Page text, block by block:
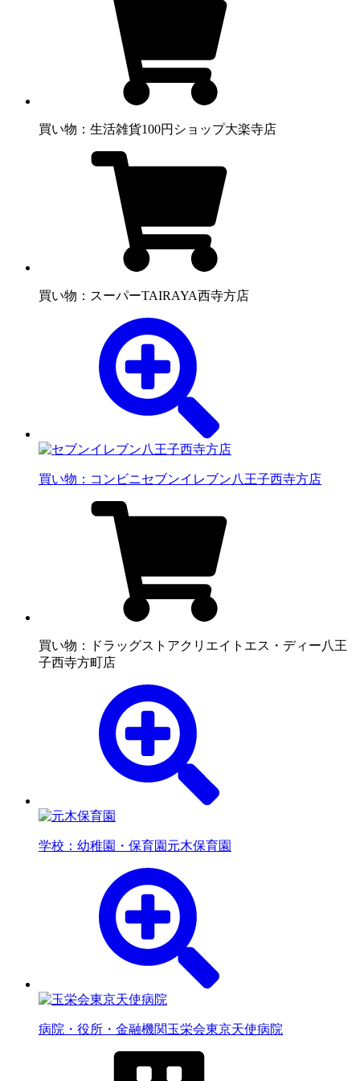
買い物：生活雑貨100円ショップ大楽寺店
買い物：スーパーTAIRAYA西寺方店
買い物：コンビニセブンイレブン八王子西寺方店
買い物：ドラッグストアクリエイトエス・ディー八王
子西寺方町店
学校：幼稚園・保育園 元木保育園
病院・役所・金融機関玉栄会東京天使病院